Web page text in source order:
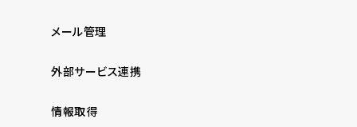
メール管理
外部サービス連携
情報取得